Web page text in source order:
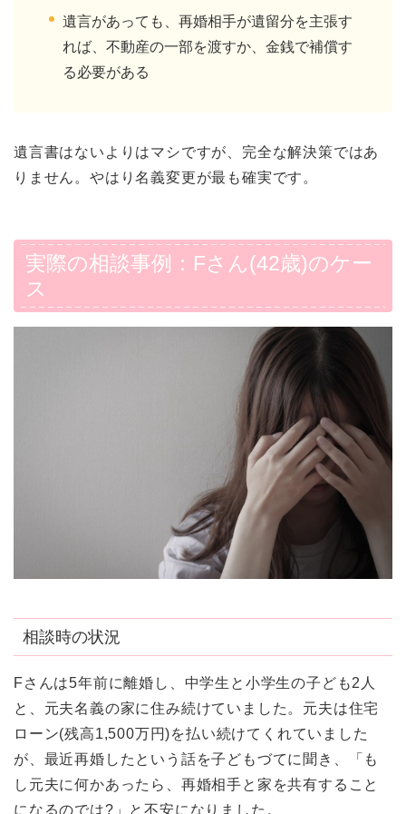
遺言があっても、再婚相手が遺留分を主張す
れば、不動産の一部を渡すか、金銭で補償す
る必要がある
遺言書はないよりはマシですが、完全な解決策ではあ
りません。やはり名義変更が最も確実です。
実際の相談事例：Fさん(42歳)のケー
ス
相談時の状況
Fさんは5年前に離婚し、中学生と小学生の子ども2人
と、元夫名義の家に住み続けていました。元夫は住宅
ローン(残高1,500万円)を払い続けてくれていました
が、最近再婚したという話を子どもづてに聞き、「も
し元夫に何かあったら、再婚相手と家を共有すること
になるのでは?」と不安になりました。